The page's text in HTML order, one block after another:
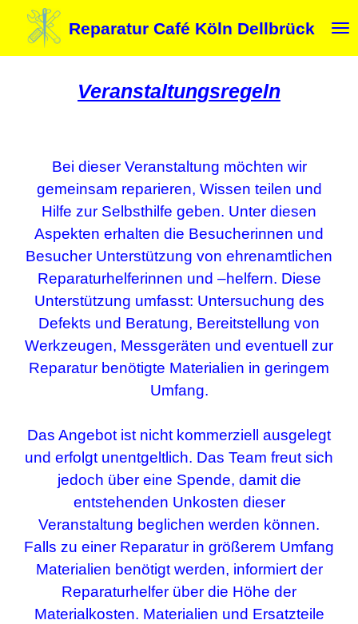
Zum
Hauptinhalt
Reparatur Café Köln Dellbrück
Veranstaltungsregeln
Bei dieser Veranstaltung möchten wir
gemeinsam reparieren, Wissen teilen und
Hilfe zur Selbsthilfe geben. Unter diesen
Aspekten erhalten die Besucherinnen und
Besucher Unterstützung von ehrenamtlichen
Reparaturhelferinnen und –helfern. Diese
Unterstützung umfasst: Untersuchung des
Defekts und Beratung, Bereitstellung von
Werkzeugen, Messgeräten und eventuell zur
Reparatur benötigte Materialien in geringem
Umfang.
Das Angebot ist nicht kommerziell
ausgelegt
und erfolgt unentgeltlich. Das Team freut sich
jedoch über eine Spende, damit die
entstehenden Unkosten dieser
Veranstaltung beglichen werden können.
Falls zu einer Reparatur in größerem Umfang
Materialien benötigt werden, informiert der
Reparaturhelfer über die Höhe der
Materialkosten. Materialien und Ersatzteile